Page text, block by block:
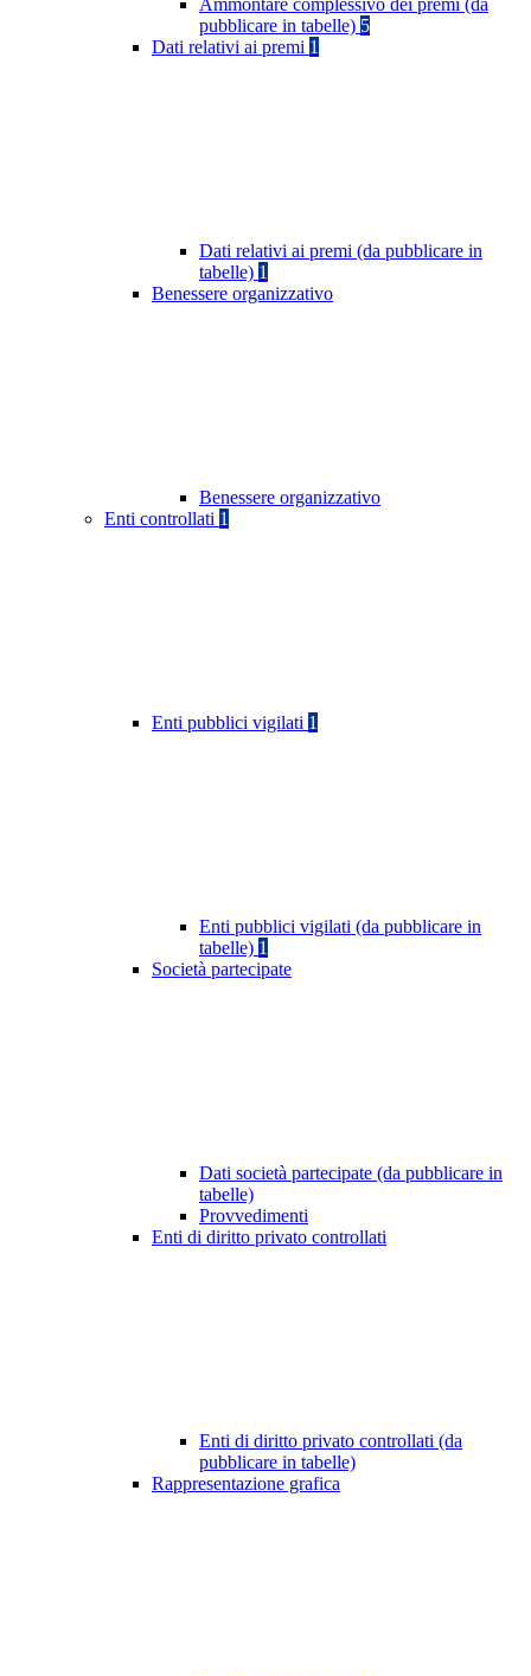
Ammontare complessivo dei premi (da
pubblicare in tabelle) 5
Dati relativi ai premi 1
Dati relativi ai premi (da pubblicare in
tabelle) 1
Benessere organizzativo
Benessere organizzativo
Enti controllati 1
Enti pubblici vigilati 1
Enti pubblici vigilati (da pubblicare in
tabelle) 1
Società partecipate
Dati società partecipate (da pubblicare in
tabelle)
Provvedimenti
Enti di diritto privato controllati
Enti di diritto privato controllati (da
pubblicare in tabelle)
Rappresentazione grafica